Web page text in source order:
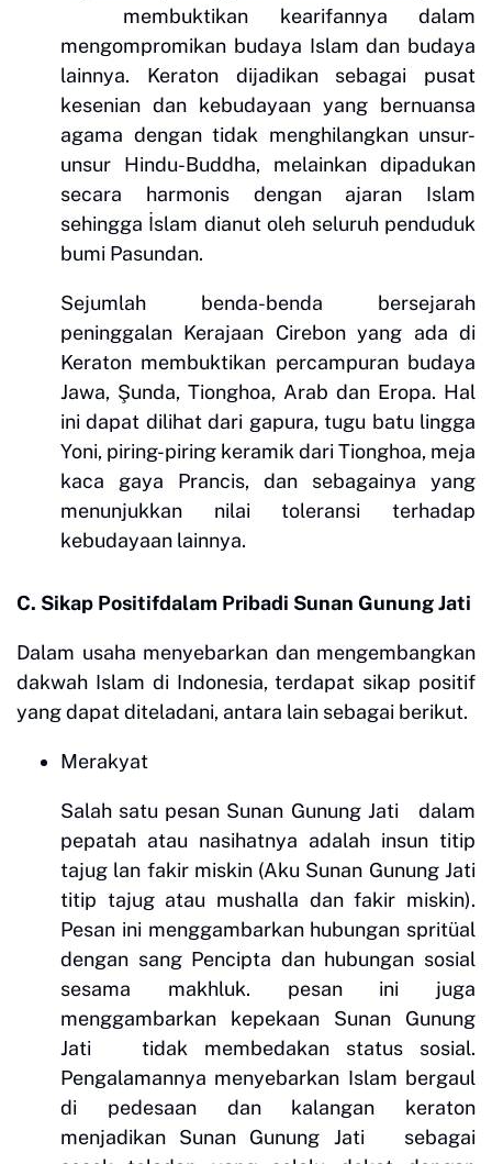
membuktikan kearifannya dalam
mengompromikan budaya Islam dan budaya
lainnya. Keraton dijadikan sebagai pusat
kesenian dan kebudayaan yang bernuansa
agama dengan tidak menghilangkan unsur-
unsur Hindu-Buddha, melainkan dipadukan
secara harmonis dengan ajaran Islam
sehingga İslam dianut oleh seluruh penduduk
bumi Pasundan.
Sejumlah benda-benda bersejarah
peninggalan Kerajaan Cirebon yang ada di
Keraton membuktikan percampuran budaya
Jawa, Şunda, Tionghoa, Arab dan Eropa. Hal
ini dapat dilihat dari gapura, tugu batu lingga
Yoni, piring-piring keramik dari Tionghoa, meja
kaca gaya Prancis, dan sebagainya yang
menunjukkan nilai toleransi terhadap
kebudayaan lainnya.
C. Sikap Positifdalam Pribadi Sunan Gunung Jati
Dalam usaha menyebarkan dan mengembangkan
dakwah Islam di Indonesia, terdapat sikap positif
yang dapat diteladani, antara lain sebagai berikut.
Merakyat
Salah satu pesan Sunan Gunung Jati dalam
pepatah atau nasihatnya adalah insun titip
tajug lan fakir miskin (Aku Sunan Gunung Jati
titip tajug atau mushalla dan fakir miskin).
Pesan ini menggambarkan hubungan spritüal
dengan sang Pencipta dan hubungan sosial
sesama makhluk. pesan ini juga
menggambarkan kepekaan Sunan Gunung
Jati tidak membedakan status sosial.
Pengalamannya menyebarkan Islam bergaul
di pedesaan dan kalangan keraton
menjadikan Sunan Gunung Jati sebagai